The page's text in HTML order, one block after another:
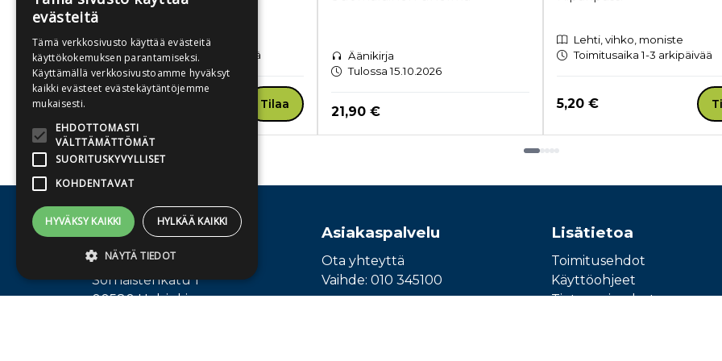
Ihan sama
Pehmeäkantinen kirja
Toimitusaika 1-3 arkipäivää
Tilaa
Äänikirja
Tulossa 15.10.2026
Hinta nyt
21,90 €
Lehti, vihko, moniste
Toimitusaika 1-3 arkipäivää
Hinta nyt
5,20 €
Osoite
Publiva Oy
Sörnäistenkatu 1
00580 Helsinki
Asiakaspalvelu
Ota yhteyttä
Vaihde: 010 345100
Lisätietoa
Toimitusehdot
Käyttöohjeet
Tietosuojaseloste
evästeitä
Tämä verkkosivusto käyttää evästeitä
käyttökokemuksen parantamiseksi.
Käyttämällä verkkosivustoamme hyväksyt
kaikki evästeet evästekäytäntöjemme
mukaisesti.
EHDOTTOMASTI
VÄLTTÄMÄTTÖMÄT
SUORITUSKYVYLLISET
KOHDENTAVAT
HYVÄKSY KAIKKI HYLKÄÄ KAIKKI
NÄYTÄ TIEDOT